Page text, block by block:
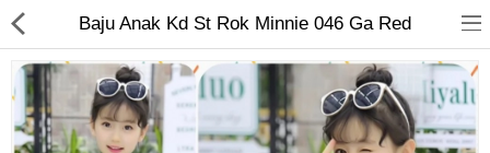
Baju Anak Kd St Rok Minnie 046 Ga Red